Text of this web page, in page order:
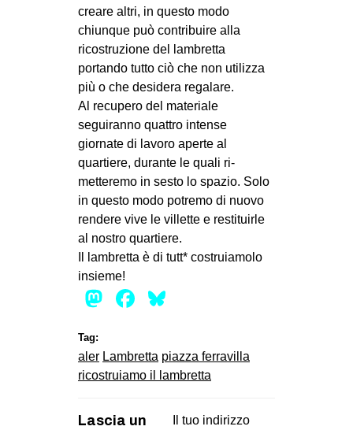
ms
SEARCH
creare altri, in questo modo
chiunque può contribuire alla
ricostruzione del lambretta
portando tutto ciò che non utilizza
più o che desidera regalare.
Al recupero del materiale
seguiranno quattro intense
giornate di lavoro aperte al
quartiere, durante le quali ri-
metteremo in sesto lo spazio. Solo
in questo modo potremo di nuovo
rendere vive le villette e restituirle
al nostro quartiere.
Il lambretta è di tutt* costruiamolo
insieme!
Mastodon
Facebook
Tag:
aler Lambretta piazza ferravilla
ricostruiamo il lambretta
Lascia un
Il tuo indirizzo